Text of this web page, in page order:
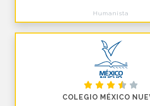
Humanista
COLEGIO MÉXICO